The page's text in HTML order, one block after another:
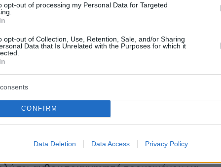
opt-out of processing my Personal Data for Targeted
opt-out of Collection, Use, Retention, Sale, and/or Sharing
Data that Is Unrelated with the Purposes for which it
CONFIRM
Data Deletion Data Access Privacy Policy
τη Νικολέττα, τη σκότωσε ο Σάνυ
η κόρη του, μεταφέροντάς του την
Σύμφωνα με πληροφορίες φίλων της
μαθήτρια τους τελευταίους 10 μήνες
τουςέδειχναν όμορφα.
φίλους τους δεν περίμενε ότι η 17χρονη
νεκρή στο δωμάτιό της,